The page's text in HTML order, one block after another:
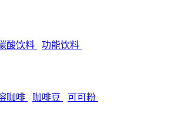
酸饮料 功能饮料
咖啡 咖啡豆 可可粉